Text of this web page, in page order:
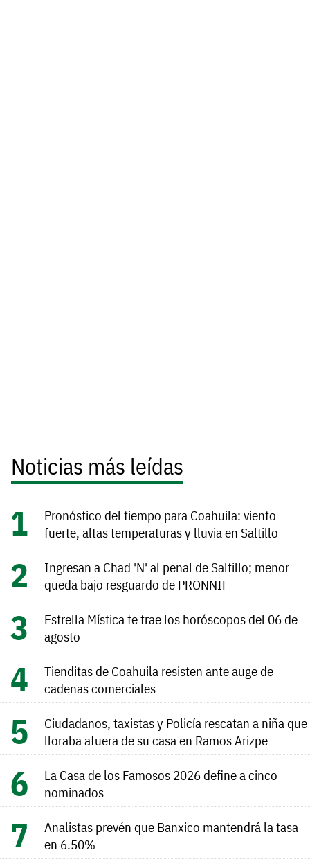
Noticias más leídas
Pronóstico del tiempo para Coahuila: viento
fuerte, altas temperaturas y lluvia en Saltillo
Ingresan a Chad 'N' al penal de Saltillo; menor
queda bajo resguardo de PRONNIF
Estrella Mística te trae los horóscopos del 06 de
agosto
Tienditas de Coahuila resisten ante auge de
cadenas comerciales
Ciudadanos, taxistas y Policía rescatan a niña que
lloraba afuera de su casa en Ramos Arizpe
La Casa de los Famosos 2026 define a cinco
nominados
Analistas prevén que Banxico mantendrá la tasa
en 6.50%